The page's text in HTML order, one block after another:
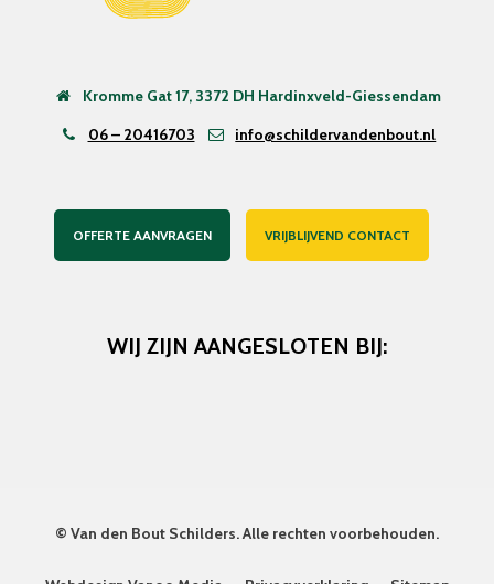
Kromme Gat 17, 3372 DH Hardinxveld-Giessendam
06 – 20416703
info@schildervandenbout.nl
OFFERTE AANVRAGEN VRIJBLIJVEND CONTACT
WIJ ZIJN AANGESLOTEN BIJ:
© Van den Bout Schilders. Alle rechten voorbehouden.